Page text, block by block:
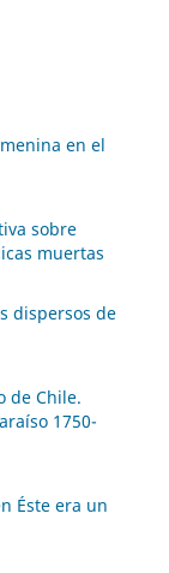
en el
sobre
muertas
dispersos de
de Chile.
1750-
Éste era un